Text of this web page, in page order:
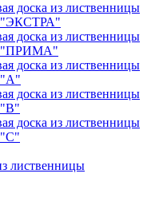
доска из лиственницы
"ЭКСТРА"
доска из лиственницы
"ПРИМА"
доска из лиственницы
"А"
доска из лиственницы
"B"
доска из лиственницы
"C"
лиственницы